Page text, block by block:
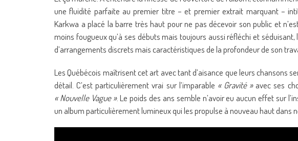
une fluidité parfaite au premier titre – et premier extrait marquant –
Karkwa a placé la barre très haut pour ne pas décevoir son public et
moins fougueux qu’à ses débuts mais toujours aussi réfléchi et
d’arrangements discrets mais caractéristiques de la profondeur de son
Les Québécois maîtrisent cet art avec tant d’aisance que leurs chansons
détail. C’est particulièrement vrai sur l’imparable « Gravité »avec ses
« Nouvelle Vague ». Le poids des ans semble n’avoir eu aucun effet sur
un album particulièrement lumineux qui les propulse à nouveau haut dans